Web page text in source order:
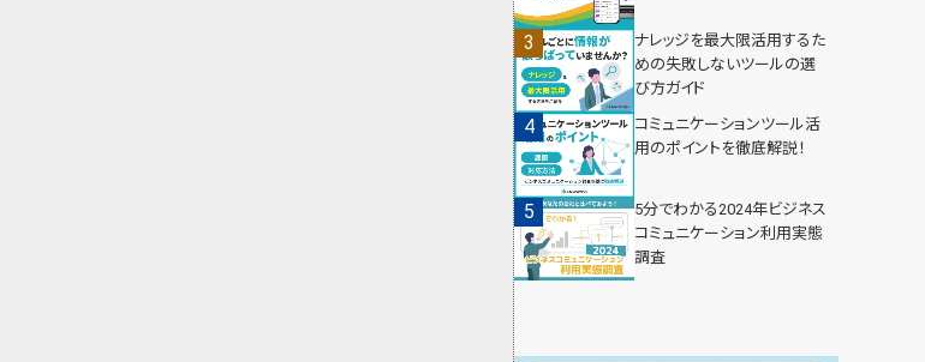
ナレッジを最大限活用するた
めの失敗しないツールの選
び方ガイド
コミュニケーションツール活
用のポイントを徹底解説！
5分でわかる2024年ビジネス
コミュニケーション利用実態
調査